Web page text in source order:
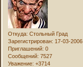
Откуда: Стольный Град
Зарегистрирован: 17-03-2006
Приглашений: 0
Сообщений: 7527
Уважение: +3714